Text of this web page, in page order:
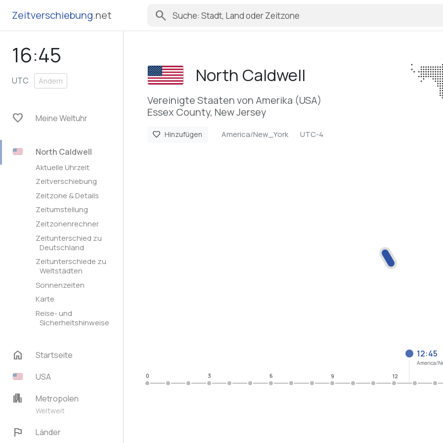
Zeitverschiebung.net search
16:45
UTC Ändern
favorite Meine Weltuhr
North Caldwell
Aktuelle Uhrzeit
Zeitverschiebung
Zeitzone & Details
Zeitumstellung
Zeitzonenrechner
Zeitunterschied zu
Deutschland
Zeitunterschiede zu
Weltstädten
Sonnenzeiten
Karte
Reise- und
Sicherheitshinweise
home
Startseite
USA
apartment Metropolen
Weltweit
flag Länder
North Caldwell
Vereinigte Staaten von Amerika (USA)
Essex County, New Jersey
favorite Hinzufügen America/New_York UTC-4
12:45
America/
0 3 6 9 12